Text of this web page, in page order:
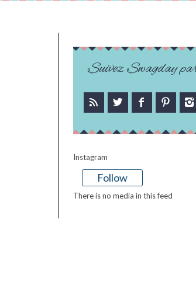
Suivez Swagday
Instagram
Follow
There is no media in this feed